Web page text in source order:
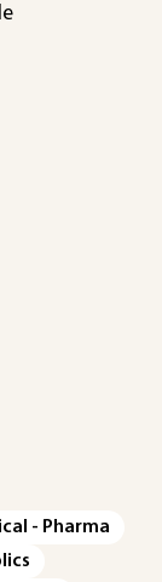
- Pharma